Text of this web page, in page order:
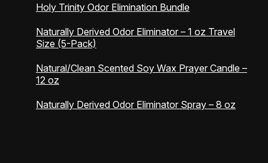
Holy Trinity Odor Elimination Bundle
Naturally Derived Odor Eliminator – 1 oz Travel
Size (5-Pack)
Natural/Clean Scented Soy Wax Prayer Candle –
12 oz
Naturally Derived Odor Eliminator Spray – 8 oz